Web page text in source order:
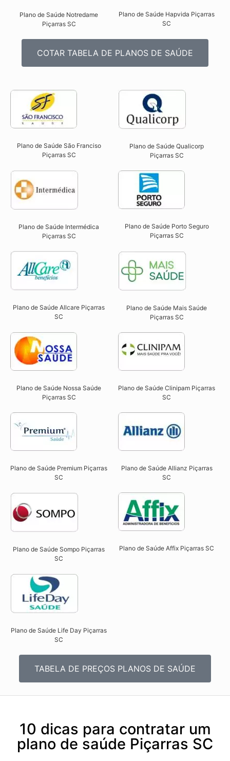
Plano de Saúde Notredame
Piçarras SC​
Plano de Saúde Hapvida Piçarras
SC​
COTAR TABELA DE PLANOS DE SAÚDE
Plano de Saúde São Franciso
Piçarras SC​
Plano de Saúde Qualicorp
Piçarras SC​
Plano de Saúde Intermédica
Piçarras SC​
Plano de Saúde Porto Seguro
Piçarras SC​
Plano de Saúde Allcare Piçarras
SC​
Plano de Saúde Mais Saúde
Piçarras SC
Plano de Saúde Nossa Saúde
Piçarras SC​
Plano de Saúde Clinipam Piçarras
SC​
Plano de Saúde Premium Piçarras
SC​
Plano de Saúde Allianz Piçarras
SC​
Plano de Saúde Sompo Piçarras
SC​
Plano de Saúde Affix Piçarras SC​
Plano de Saúde Life Day Piçarras
SC
TABELA DE PREÇOS PLANOS DE SAÚDE
10 dicas para contratar um
plano de saúde Piçarras SC